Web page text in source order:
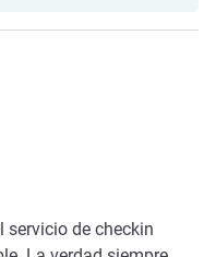
5.0/5
servicio de checkin